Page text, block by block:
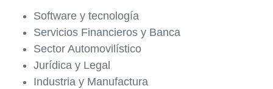
Software y tecnología
Servicios Financieros y Banca
Sector Automovilístico
Jurídica y Legal
Industria y Manufactura